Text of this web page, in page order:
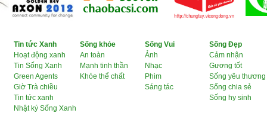
Tin tức Xanh
Hoạt động xanh
Tin Sống Xanh
Green Agents
Giờ Trà chiều
Tin tức xanh
Nhật ký Sống Xanh
Sống khỏe
An toàn
Mạnh tinh thần
Khỏe thể chất
Sống Vui
Ảnh
Nhạc
Phim
Sáng tác
Sống Đẹp
Cảm nhận
Gương tốt
Sống yêu thương
Sống chia sẻ
Sống hy sinh